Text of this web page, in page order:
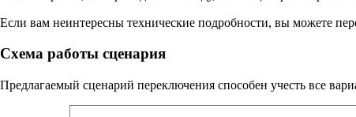
Если вам неинтересны технические подробности, вы можете
Схема работы сценария
Предлагаемый сценарий переключения способен учесть все